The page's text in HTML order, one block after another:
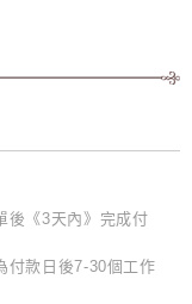
後《3天內》完成付
付款日後7-30個工作